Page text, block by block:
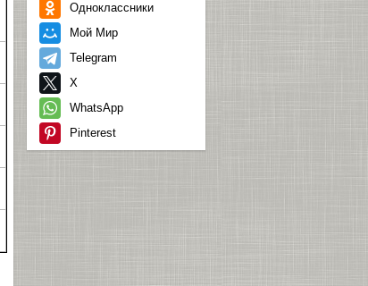
Одноклассники
Мой Мир
Telegram
X
WhatsApp
Pinterest